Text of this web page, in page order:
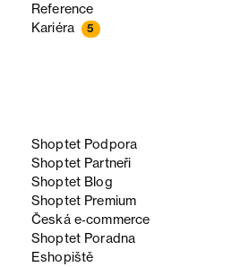
Reference
Kariéra 5
Shoptet Podpora
Shoptet Partneři
Shoptet Blog
Shoptet Premium
Česká e‑commerce
Shoptet Poradna
Eshopiště